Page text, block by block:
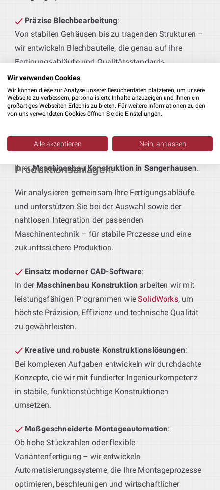
Präzise Blechbearbeitung:
Von stabilen Gehäusen bis zu tragenden Strukturen –
wir entwickeln Blechbauteile, die genau auf Ihre
Fertigungsabläufe und Qualitätsstandards
abgestimmt sind.
Technik für maßgeschneiderte Produktionslinien
Sie definieren das Produkt – wir liefern die passende
Endmontage entstehen bei uns durchgängige,
funktionale Lösungen – ein integraler Bestandteil
IhrerMaschinenbau Konstruktion in Sangerhausen.
Produktionsanlagen:
Wir analysieren gemeinsam Ihre Fertigungsabläufe
und unterstützen Sie bei der Auswahl sowie der
nahtlosen Integration der passenden
Maschinentechnik – für stabile Prozesse und eine
zukunftssichere Produktion.
Einsatz moderner CAD-Software:
In der Maschinenbau Konstruktion arbeiten wir mit
leistungsfähigen Programmen wieSolidWorks, um
höchste Präzision, Effizienz und technische Qualität
zu gewährleisten.
Kreative und robuste Konstruktionslösungen:
Bei komplexen Aufgaben entwickeln wir durchdachte
Konzepte, die wir mit fundierter Ingenieurkompetenz
in stabile, funktionstüchtige Konstruktionen
umsetzen.
Maßgeschneiderte Montageautomation:
Ob hohe Stückzahlen oder flexible
Variantenfertigung – wir entwickeln
Automatisierungssysteme, die Ihre Montageprozesse
optimieren, beschleunigen und wirtschaftlicher
Wir verwenden Cookies
Wir können diese zur Analyse unserer Besucherdaten platzieren, um unsere
Webseite zu verbessern, personalisierte Inhalte anzuzeigen und Ihnen ein
großartiges Webseiten-Erlebnis zu bieten. Für weitere Informationen zu den
von uns verwendeten Cookies öffnen Sie die Einstellungen.
Alle akzeptieren Nein, anpassen